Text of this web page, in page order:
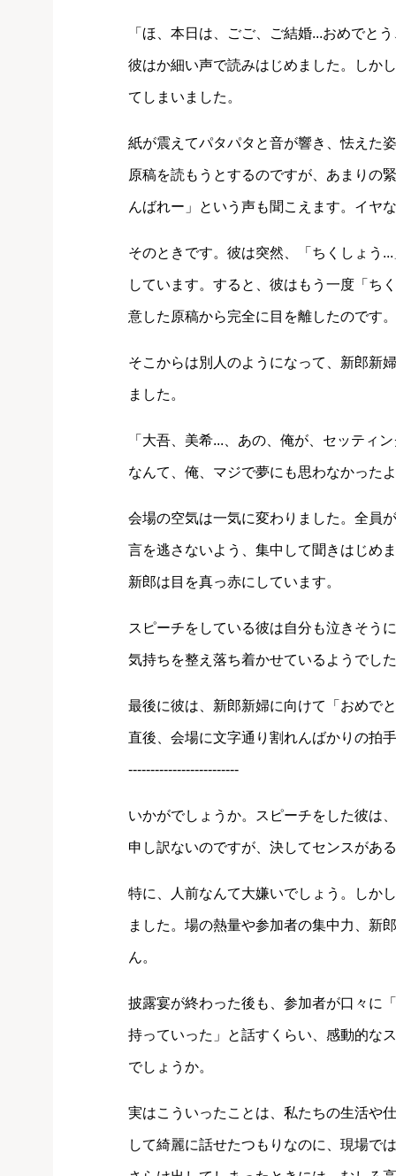
「ほ、本日は、ごご、ご結婚...おめでと
彼はか細い声で読みはじめました。しか
てしまいました。
紙が震えてパタパタと音が響き、怯えた
原稿を読もうとするのですが、あまりの
んばれー」という声も聞こえます。イヤ
そのときです。彼は突然、「ちくしょう
しています。すると、彼はもう一度「ち
意した原稿から完全に目を離したのです。
そこからは別人のようになって、新郎新
ました。
「大吾、美希...、あの、俺が、セッティ
なんて、俺、マジで夢にも思わなかった
会場の空気は一気に変わりました。全員
言を逃さないよう、集中して聞きはじめ
新郎は目を真っ赤にしています。
スピーチをしている彼は自分も泣きそう
気持ちを整え落ち着かせているようでし
最後に彼は、新郎新婦に向けて「おめで
直後、会場に文字通り割れんばかりの拍
-------------------------
いかがでしょうか。スピーチをした彼は
申し訳ないのですが、決してセンスがあ
特に、人前なんて大嫌いでしょう。しか
ました。場の熱量や参加者の集中力、新
ん。
披露宴が終わった後も、参加者が口々に
持っていった」と話すくらい、感動的な
でしょうか。
実はこういったことは、私たちの生活や
して綺麗に話せたつもりなのに、現場で